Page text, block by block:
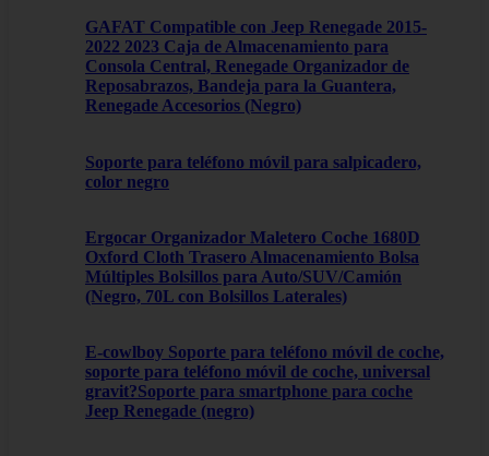
GAFAT Compatible con Jeep Renegade 2015-
2022 2023 Caja de Almacenamiento para
Consola Central, Renegade Organizador de
Reposabrazos, Bandeja para la Guantera,
Renegade Accesorios (Negro)
Soporte para teléfono móvil para salpicadero,
color negro
Ergocar Organizador Maletero Coche 1680D
Oxford Cloth Trasero Almacenamiento Bolsa
Múltiples Bolsillos para Auto/SUV/Camión
(Negro, 70L con Bolsillos Laterales)
E-cowlboy Soporte para teléfono móvil de coche,
soporte para teléfono móvil de coche, universal
gravit?Soporte para smartphone para coche
Jeep Renegade (negro)